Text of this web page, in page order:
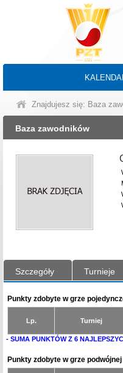
Znajdujesz się: Baza
Baza zawodników
Szczegóły Turnieje
Punkty zdobyte w grze
Lp. Turniej
- SUMA PUNKTÓW Z 6
Punkty zdobyte w grze podwójnej